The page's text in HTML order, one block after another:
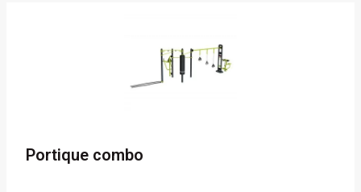
Portique combo